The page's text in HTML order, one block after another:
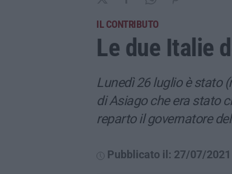
IL CONTRIBUTO
Le due Italie
Lunedì 26 luglio è stato
di Asiago che era stato
reparto il governatore
Pubblicato il: 27/07/2021